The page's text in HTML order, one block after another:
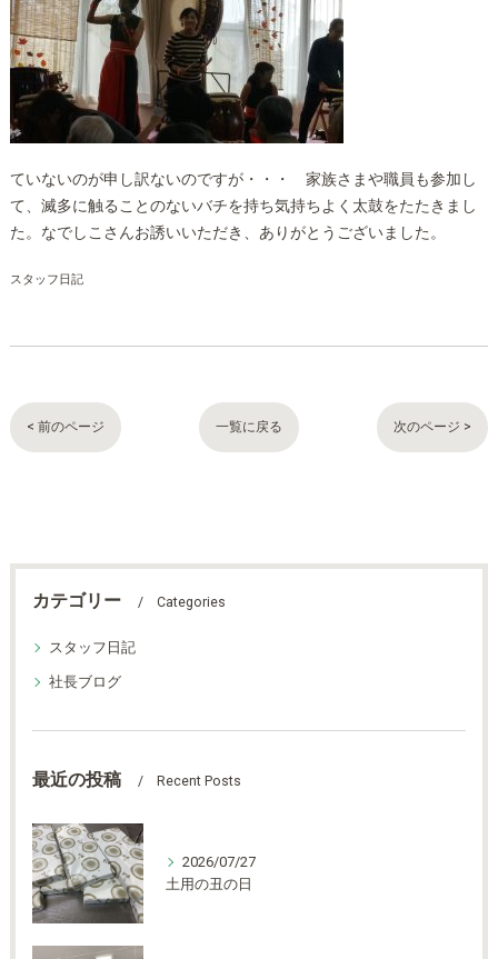
ていないのが申し訳ないのですが・・・ 家族さまや職員も参加し
て、滅多に触ることのないバチを持ち気持ちよく太鼓をたたきまし
た。なでしこさんお誘いいただき、ありがとうございました。
スタッフ日記
< 前のページ 一覧に戻る 次のページ >
カテゴリー Categories
スタッフ日記
社長ブログ
最近の投稿 Recent Posts
2026/07/27
土用の丑の日